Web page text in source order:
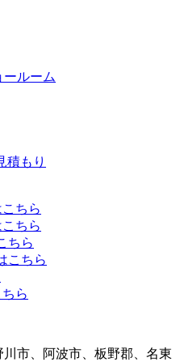
ルーム
積もり
市、阿波市、板野郡、名東